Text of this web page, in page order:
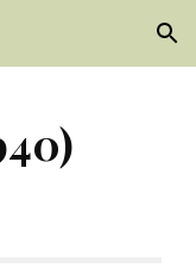
Skip to navigation